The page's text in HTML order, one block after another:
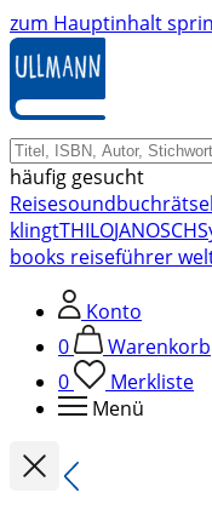
zum Hauptinhalt
häufig gesucht
Reisesoundbuchrätsel
klingtTHILOJANOSCH
books reiseführer
Konto
0
Warenkorb
0
Merkliste
Menü